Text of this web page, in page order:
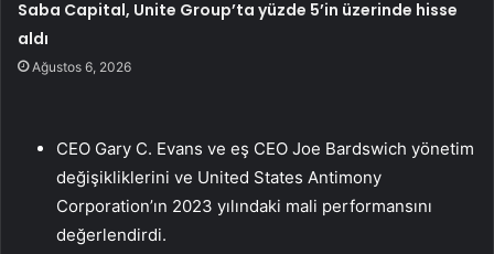
Saba Capital, Unite Group’ta yüzde 5’in üzerinde hisse
aldı
Ağustos 6, 2026
CEO Gary C. Evans ve eş CEO Joe Bardswich yönetim
değişikliklerini ve United States Antimony
Corporation’ın 2023 yılındaki mali performansını
değerlendirdi.